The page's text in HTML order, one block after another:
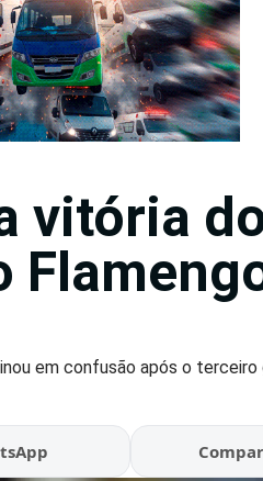
vitória
em confusão após o